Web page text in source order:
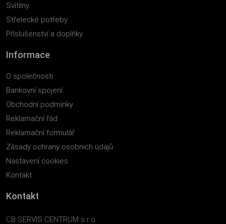
Svítilny
Střelecké potřeby
Příslušenství a doplňky
Informace
O společnosti
Bankovní spojení
Obchodní podmínky
Reklamační řád
Reklamační formulář
Zásady ochrany osobních údajů
Nastavení cookies
Kontakt
Kontakt
CB SERVIS CENTRUM s.r.o.